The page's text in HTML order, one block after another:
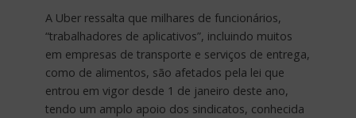
A Uber ressalta que milhares de funcionários,
“trabalhadores de aplicativos”, incluindo muitos
em empresas de transporte e serviços de entrega,
como de alimentos, são afetados pela lei que
entrou em vigor desde 1 de janeiro deste ano,
tendo um amplo apoio dos sindicatos, conhecida